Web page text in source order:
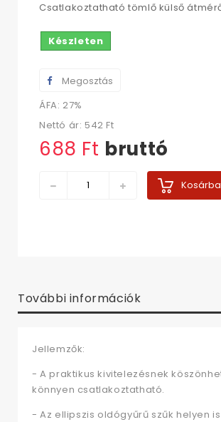
Csatlakoztatható tömlő külső
Készleten
Megosztás
ÁFA: 27%
Nettó ár: 542 Ft‎
688 Ft‎ bruttó
Kosárba
További információk
Jellemzők:
- A praktikus kivitelezésnek
könnyen csatlakoztatható.
- Az ellipszis oldógyűrű szűk helyen